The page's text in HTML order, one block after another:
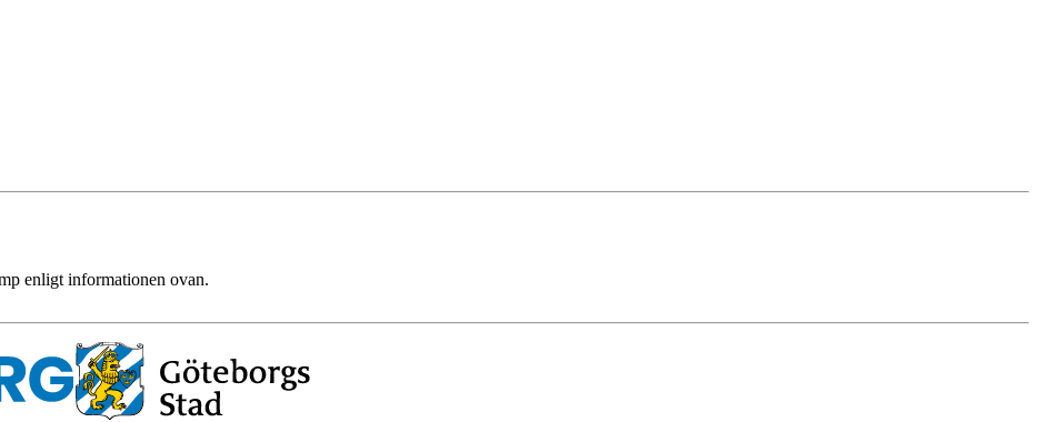
enligt informationen ovan.